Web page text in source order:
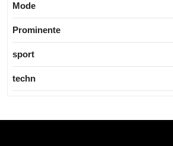
Mode
Prominente
sport
techn